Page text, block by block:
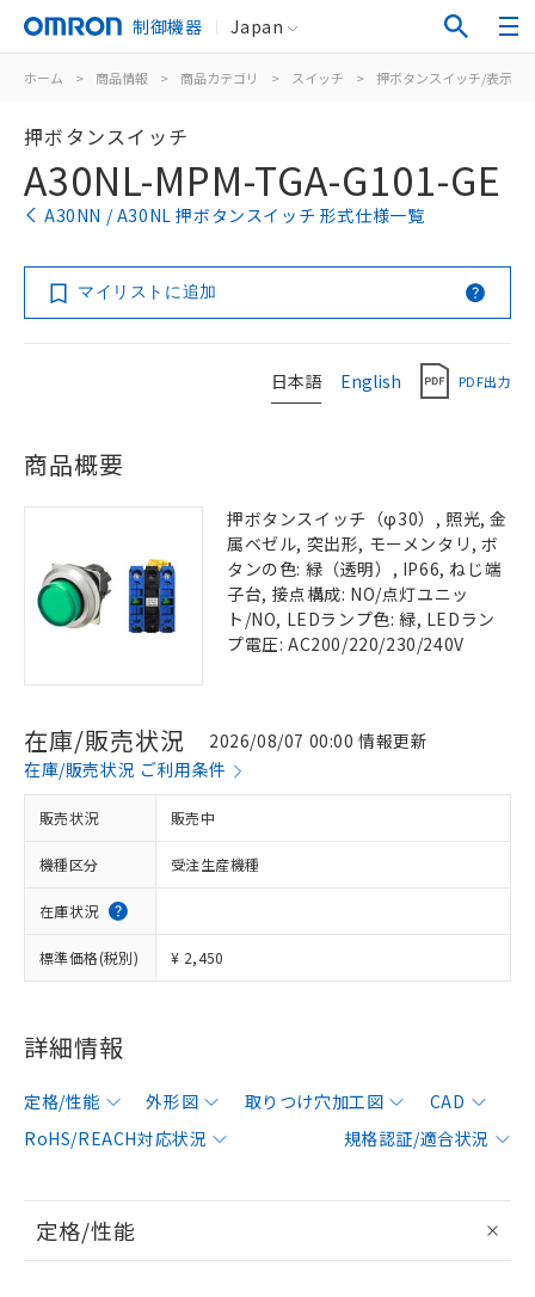
制御機器 Japan
ホーム > 商品情報 > 商品カテゴリ > スイッチ > 押ボタンスイッチ/表示灯
押ボタンスイッチ
A30NL-MPM-TGA-G101-GE
A30NN / A30NL 押ボタンスイッチ 形式仕様一覧
マイリストに追加
日本語 English PDF出力
商品概要
押ボタンスイッチ（φ30）, 照光, 金
属ベゼル, 突出形, モーメンタリ, ボ
タンの色: 緑（透明）, IP66, ねじ端
子台, 接点構成: NO/点灯ユニッ
ト/NO, LEDランプ色: 緑, LEDラン
プ電圧: AC200/220/230/240V
在庫/販売状況
2026/08/07 00:00 情報更新
在庫/販売状況 ご利用条件
販売状況 販売中
機種区分 受注生産機種
在庫状況
標準価格(税別) ¥ 2,450
詳細情報
定格/性能 外形図 取りつけ穴加工図
CAD
RoHS/REACH対応状況
規格認証/適合状況
定格/性能